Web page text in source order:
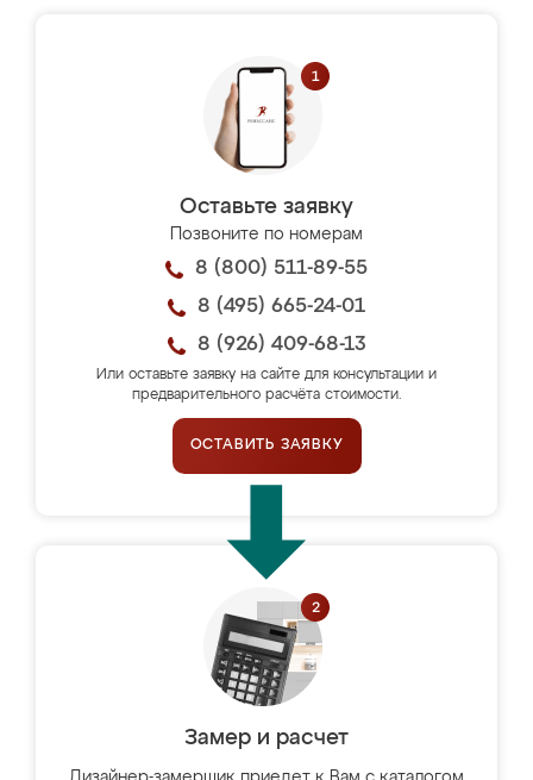
Оставьте заявку
Позвоните по номерам
8 (800) 511-89-55
8 (495) 665-24-01
8 (926) 409-68-13
Или оставьте заявку на сайте для консультации и
предварительного расчёта стоимости.
ОСТАВИТЬ ЗАЯВКУ
Замер и расчет